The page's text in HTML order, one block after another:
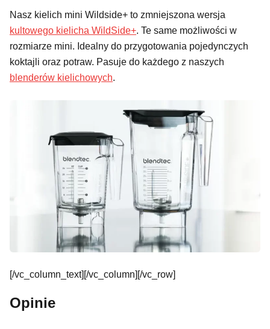
Nasz kielich mini Wildside+ to zmniejszona wersja
kultowego kielicha WildSide+. Te same możliwości w
rozmiarze mini. Idealny do przygotowania pojedynczych
koktajli oraz potraw. Pasuje do każdego z naszych
blenderów kielichowych.
[/vc_column_text][/vc_column][/vc_row]
Opinie